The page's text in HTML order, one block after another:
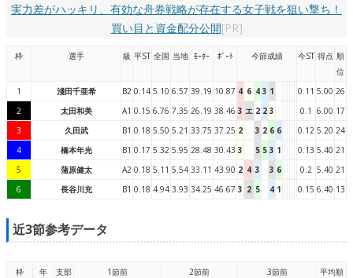
実力差がハッキリ、有効な舟券戦略が存在する女子戦を狙い撃ち！
買い目と資金配分公開[PR]
枠 選手 級 平ST 全国 当地 ﾓｰﾀｰ ﾎﾞｰﾄ 今節成績 今ST 得点 順
位
1
淺田千亜希 B2 0.14 5.10 6.57 39.19 10.87 4 6 4 3 1 0.11 5.00 26
2
太田和美 A1 0.15 6.76 7.35 26.19 38.46 3 エ 2 2 3 0.1 6.00 17
3
久田武 B1 0.18 5.50 5.21 33.75 37.25 2 3 2 6 6 0.12 5.20 24
4
橋本年光 B1 0.17 5.32 5.95 28.48 30.43 3 5 5 3 1 0.13 5.40 21
5
蒲原健太 A2 0.18 5.11 5.54 33.11 43.90 2 4 3 3 6 0.2 5.40 21
6
長谷川充 B1 0.18 4.94 3.93 34.25 46.67 3 2 5 4 1 0.15 6.40 13
近3節参考データ
枠 年 支部 1節前 2節前 3節前
平均順